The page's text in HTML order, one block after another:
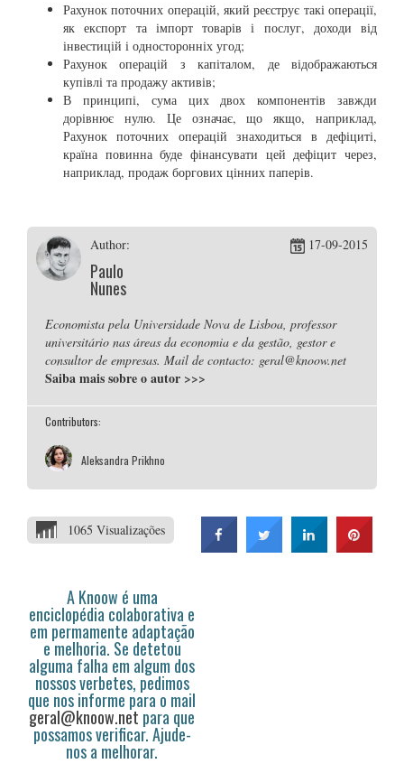
Рахунок поточних операцій, який реєструє такі операції,
як експорт та імпорт товарів і послуг, доходи від
інвестицій і односторонніх угод;
Рахунок операцій з капіталом, де відображаються
купівлі та продажу активів;
В принципі, сума цих двох компонентів завжди
дорівнює нулю. Це означає, що якщо, наприклад,
Рахунок поточних операцій знаходиться в дефіциті,
країна повинна буде фінансувати цей дефіцит через,
наприклад, продаж боргових цінних паперів.
Author:
Paulo
Nunes
17-09-2015
Economista pela Universidade Nova de Lisboa, professor
universitário nas áreas da economia e da gestão, gestor e
consultor de empresas. Mail de contacto: geral@knoow.net
Saiba mais sobre o autor >>>
Contributors:
Aleksandra Prikhno
1065 Visualizações
A Knoow é uma
enciclopédia colaborativa e
em permamente adaptação
e melhoria. Se detetou
alguma falha em algum dos
nossos verbetes, pedimos
que nos informe para o mail
geral@knoow.net para que
possamos verificar. Ajude-
nos a melhorar.